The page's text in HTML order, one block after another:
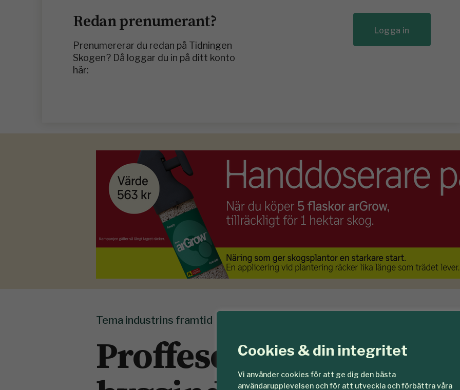
Cookies & din integritet
Vi använder cookies för att ge dig den bästa
användarupplevelsen och för att utveckla och förbättra våra
Redan prenumerant?
Prenumererar du redan på Tidningen
Skogen? Då loggar du in på ditt konto
här:
Logga in
Tema industrins framtid
Proffesorn: